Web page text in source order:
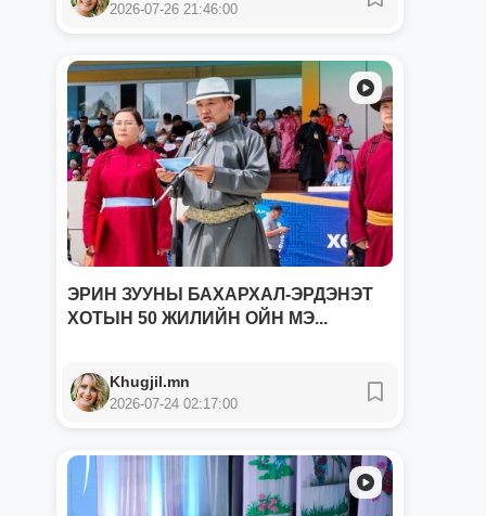
2026-07-26 21:46:00
ЭРИН ЗУУНЫ БАХАРХАЛ-ЭРДЭНЭТ
ХОТЫН 50 ЖИЛИЙН ОЙН МЭ...
Khugjil.mn
2026-07-24 02:17:00